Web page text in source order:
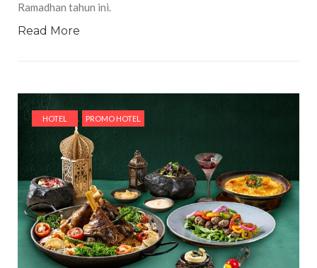
Ramadhan tahun ini.
Read More
HOTEL PROMO HOTEL